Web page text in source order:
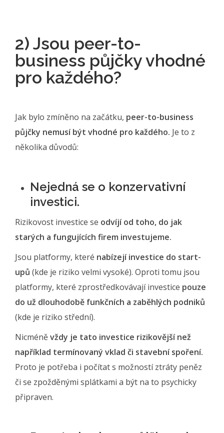
2) Jsou peer-to-
business půjčky vhodné
pro každého?
Jak bylo zmíněno na začátku, peer-to-business
půjčky nemusí být vhodné pro každého. Je to z
několika důvodů:
Nejedná se o konzervativní
investici.
Rizikovost investice se odvíjí od toho, do jak
starých a fungujících firem investujeme.
Jsou platformy, které nabízejí investice do start-
upů (kde je riziko velmi vysoké). Oproti tomu jsou
platformy, které zprostředkovávají investice pouze
do už dlouhodobě funkčních a zaběhlých podniků
(kde je riziko střední).
Nicméněvždy je tato investice rizikovější než
například termínovaný vklad či stavební spoření.
Proto je potřeba i počítat s možností ztráty peněz
či se zpožděnými splátkami a být na to psychicky
připraven.